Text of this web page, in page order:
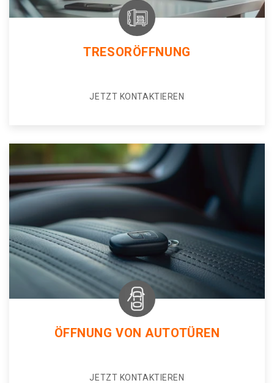
TRESORÖFFNUNG
JETZT KONTAKTIEREN
ÖFFNUNG VON AUTOTÜREN
JETZT KONTAKTIEREN